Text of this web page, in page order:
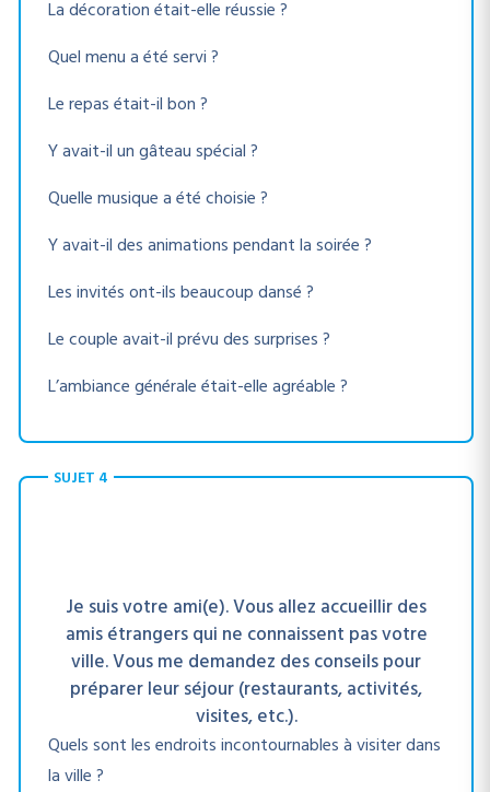
La décoration était-elle réussie ?
Quel menu a été servi ?
Le repas était-il bon ?
Y avait-il un gâteau spécial ?
Quelle musique a été choisie ?
Y avait-il des animations pendant la soirée ?
Les invités ont-ils beaucoup dansé ?
Le couple avait-il prévu des surprises ?
L’ambiance générale était-elle agréable ?
SUJET 4
Je suis votre ami(e). Vous allez accueillir des
amis étrangers qui ne connaissent pas votre
ville. Vous me demandez des conseils pour
préparer leur séjour (restaurants, activités,
visites, etc.).
Quels sont les endroits incontournables à visiter dans
la ville ?